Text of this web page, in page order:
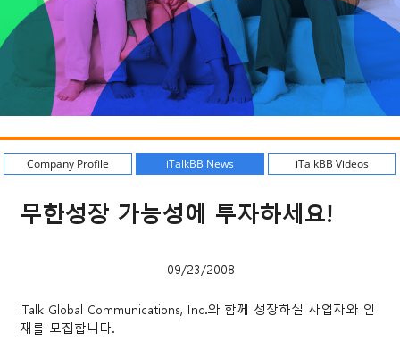
Company Profile iTalkBB News iTalkBB Videos
무한성장 가능성에 투자하세요!
09/23/2008
iTalk Global Communications, Inc.와 함께 성장하실 사업자와 인
재를 모집합니다.